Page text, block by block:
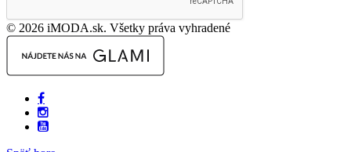
© 2026 iMODA.sk. Všetky práva vyhradené